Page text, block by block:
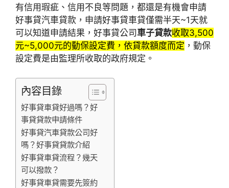
有信用瑕疵、信用不良等問題，都還是有機會申請
好事貸汽車貸款， 申請好事貸車貸僅需半天~1天就
可以知道申請結果，好事貸公司車子貸款收取3,500
元~5,000元的動保設定費，依貸款額度而定 ，動保
設定費是由監理所收取的政府規定。
內容目錄
好事貸車貸好過嗎？好
事貸貸款申請條件
好事貸汽車貸款公司好
嗎？好事貸貸款介紹
好事貸車貸流程？幾天
可以撥款？
好事貸車貸需要先簽約